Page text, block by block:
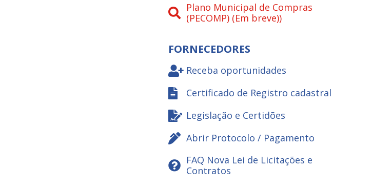
Plano Municipal de Compras
(PECOMP) (Em breve))
FORNECEDORES
Receba oportunidades
Certificado de Registro cadastral
Legislação e Certidões
Abrir Protocolo / Pagamento
FAQ Nova Lei de Licitações e
Contratos